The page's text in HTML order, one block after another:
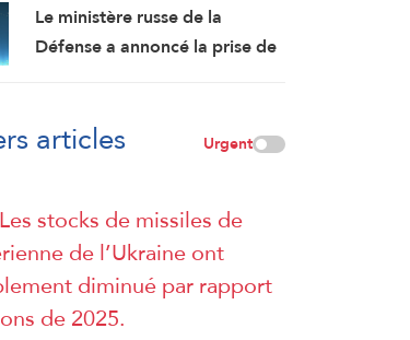
Le ministère russe de la
Défense a annoncé la prise de
confirmant que ses forces
forces ukrainiennes sur
plusieurs fronts.
articles Urgent
stocks de missiles de
de l’Ukraine ont
diminué par rapport
de 2025.